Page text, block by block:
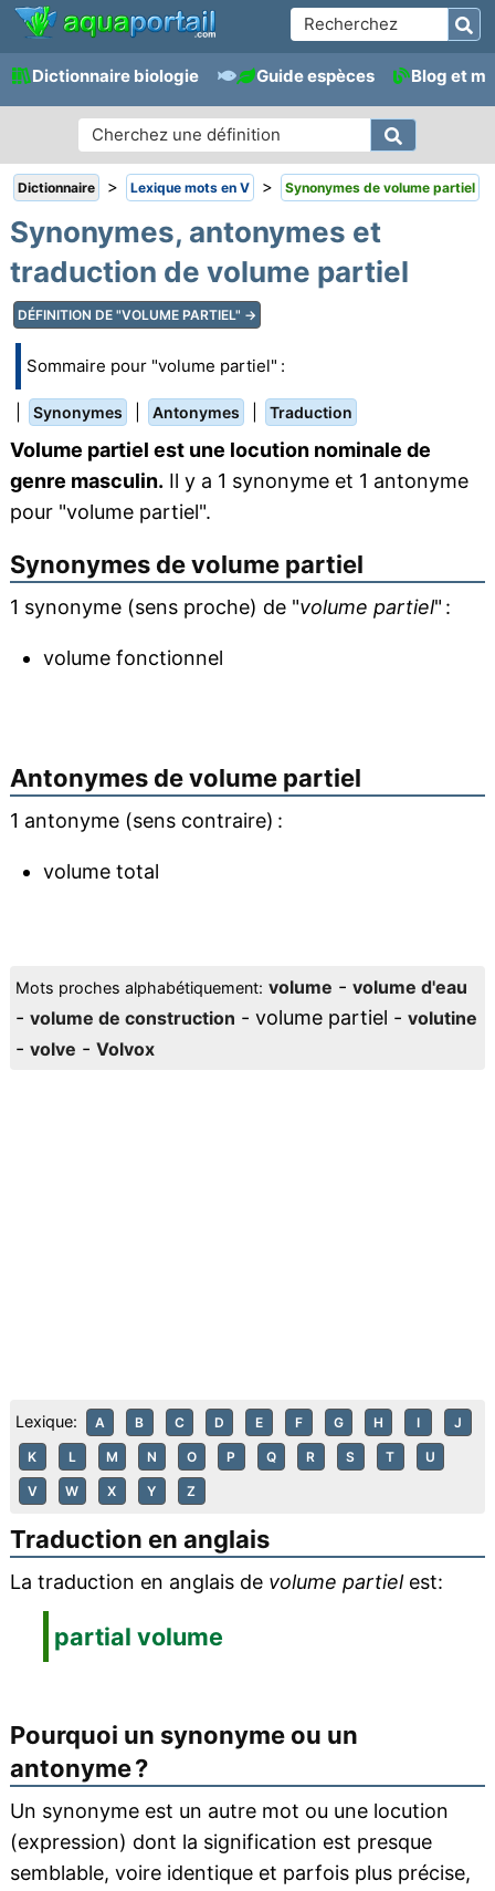
Dictionnaire biologie Guide espèces Blog et
Dictionnaire > Lexique mots en V > Synonymes de volume partiel
Synonymes, antonymes et
traduction de volume partiel
DÉFINITION DE "VOLUME PARTIEL" →
Sommaire pour "volume partiel" :
Synonymes Antonymes Traduction
Volume partiel est une locution nominale de
genre masculin. Il y a 1 synonyme et 1 antonyme
pour "volume partiel".
Synonymes devolume partiel
1 synonyme (sens proche) de "volume partiel" :
volume fonctionnel
Antonymes devolume partiel
1 antonyme (sens contraire) :
volume total
Mots proches alphabétiquement: volume - volume d'eau
- volume de construction - volume partiel - volutine
- volve - Volvox
Lexique: A B C D E F G H I J
K L M N O P Q R S T U
V W X Y Z
Traduction en anglais
La traduction en anglais de volume partielest:
partial volume
Pourquoi un synonyme ou un
antonyme ?
Un synonyme est un autre mot ou une locution
(expression) dont la signification est presque
semblable, voire identique et parfois plus précise,